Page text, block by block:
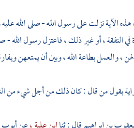
الآية نزلت على رسول الله - صلى الله
في النفقة ، أو غير ذلك ، فاعتزل رسول الله
، والعمل بطاعة الله ، وبين أن يمتعهن
بقول من قال : كان ذلك من أجل شيء من